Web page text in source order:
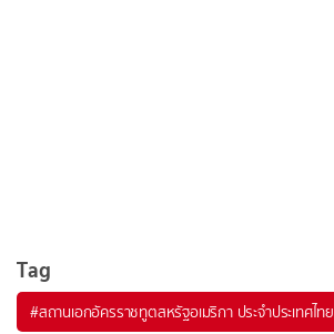
Tag
#สถานเอกอัครราชทูตสหรัฐอเมริกา ประจำประเทศไทย